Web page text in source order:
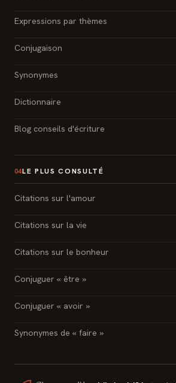
Expressions par thèmes
Conjugaison
Synonymes
Dictionnaire
Blog conseils d'écriture
04LE PLUS CONSULTÉ
Citations sur l'amour
Citations sur la vie
Citations sur le bonheur
Conjuguer « être »
Conjuguer « avoir »
Synonymes de « faire »